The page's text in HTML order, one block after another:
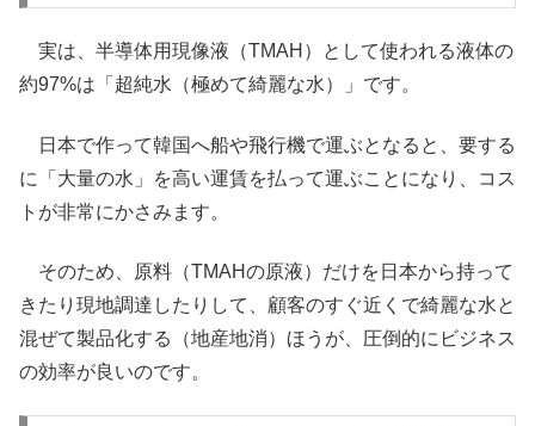
実は、半導体用現像液（TMAH）として使われる液体の
約97%は「超純水（極めて綺麗な水）」です。
日本で作って韓国へ船や飛行機で運ぶとなると、要する
に「大量の水」を高い運賃を払って運ぶことになり、コス
トが非常にかさみます。
そのため、原料（TMAHの原液）だけを日本から持って
きたり現地調達したりして、顧客のすぐ近くで綺麗な水と
混ぜて製品化する（地産地消）ほうが、圧倒的にビジネス
の効率が良いのです。